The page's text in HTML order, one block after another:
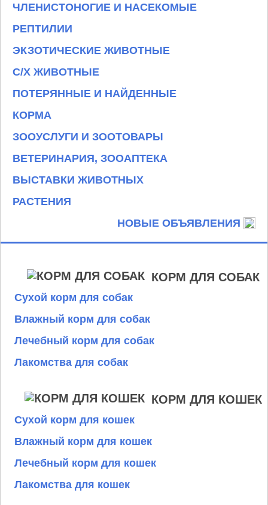
ЧЛЕНИСТОНОГИЕ И НАСЕКОМЫЕ
РЕПТИЛИИ
ЭКЗОТИЧЕСКИЕ ЖИВОТНЫЕ
С/Х ЖИВОТНЫЕ
ПОТЕРЯННЫЕ И НАЙДЕННЫЕ
КОРМА
ЗООУСЛУГИ И ЗООТОВАРЫ
ВЕТЕРИНАРИЯ, ЗООАПТЕКА
ВЫСТАВКИ ЖИВОТНЫХ
РАСТЕНИЯ
НОВЫЕ ОБЪЯВЛЕНИЯ
КОРМ ДЛЯ СОБАК
Сухой корм для собак
Влажный корм для собак
Лечебный корм для собак
Лакомства для собак
КОРМ ДЛЯ КОШЕК
Сухой корм для кошек
Влажный корм для кошек
Лечебный корм для кошек
Лакомства для кошек